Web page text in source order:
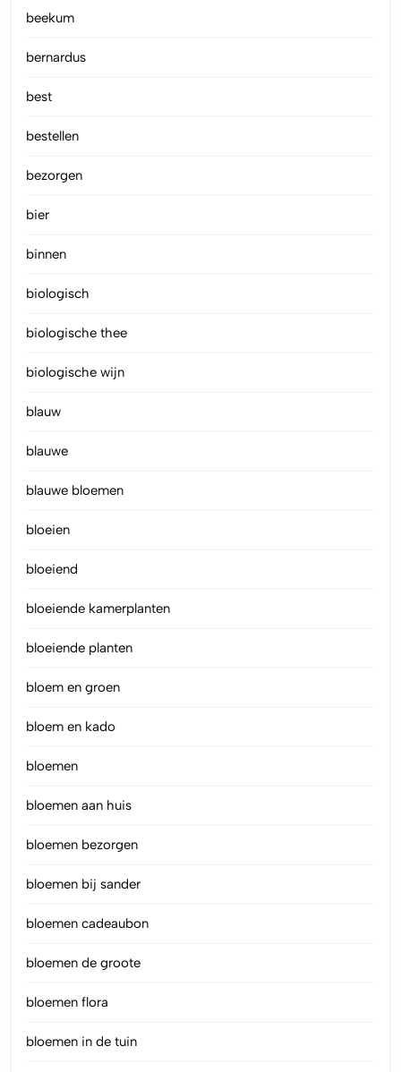
beekum
bernardus
best
bestellen
bezorgen
bier
binnen
biologisch
biologische thee
biologische wijn
blauw
blauwe
blauwe bloemen
bloeien
bloeiend
bloeiende kamerplanten
bloeiende planten
bloem en groen
bloem en kado
bloemen
bloemen aan huis
bloemen bezorgen
bloemen bij sander
bloemen cadeaubon
bloemen de groote
bloemen flora
bloemen in de tuin